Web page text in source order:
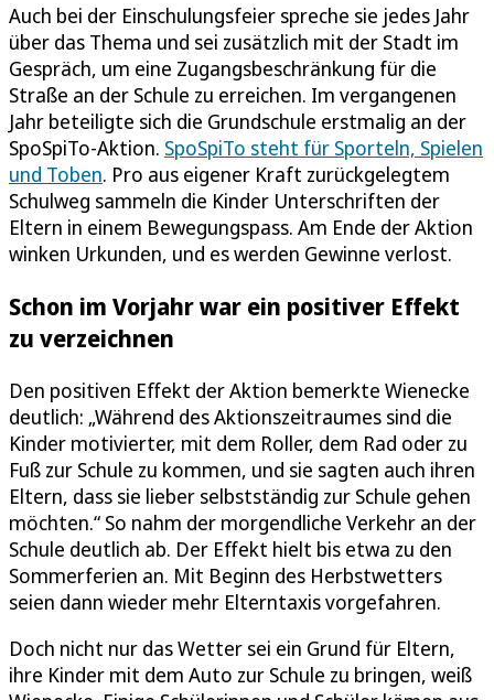
Auch bei der Einschulungsfeier spreche sie jedes Jahr
über das Thema und sei zusätzlich mit der Stadt im
Gespräch, um eine Zugangsbeschränkung für die
Straße an der Schule zu erreichen. Im vergangenen
Jahr beteiligte sich die Grundschule erstmalig an der
SpoSpiTo-Aktion. SpoSpiTo steht für Sporteln, Spielen
und Toben. Pro aus eigener Kraft zurückgelegtem
Schulweg sammeln die Kinder Unterschriften der
Eltern in einem Bewegungspass. Am Ende der Aktion
winken Urkunden, und es werden Gewinne verlost.
Schon im Vorjahr war ein positiver Effekt
zu verzeichnen
Den positiven Effekt der Aktion bemerkte Wienecke
deutlich: „Während des Aktionszeitraumes sind die
Kinder motivierter, mit dem Roller, dem Rad oder zu
Fuß zur Schule zu kommen, und sie sagten auch ihren
Eltern, dass sie lieber selbstständig zur Schule gehen
möchten.“ So nahm der morgendliche Verkehr an der
Schule deutlich ab. Der Effekt hielt bis etwa zu den
Sommerferien an. Mit Beginn des Herbstwetters
seien dann wieder mehr Elterntaxis vorgefahren.
Doch nicht nur das Wetter sei ein Grund für Eltern,
ihre Kinder mit dem Auto zur Schule zu bringen, weiß